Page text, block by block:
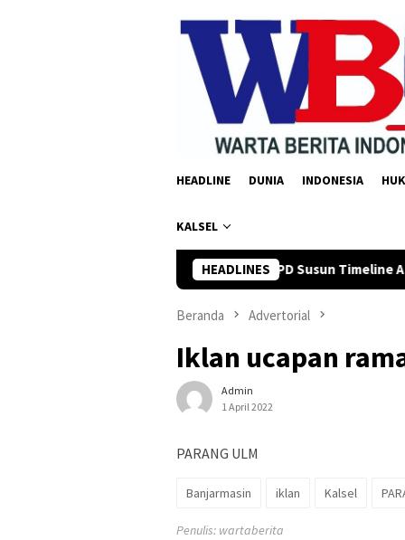
HEADLINE DUNIA INDONESIA
KALSEL
HEADLINES
Minta OPD Susun Timeline Anggaran 2027 Sejak Awal Tahun
Beranda Advertorial
Iklan ucapan
Admin
1 April 2022
PARANG ULM
Banjarmasin iklan Kalsel
Penulis: wartaberita